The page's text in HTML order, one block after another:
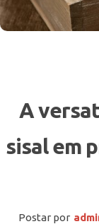
A
sisal em
Postar por